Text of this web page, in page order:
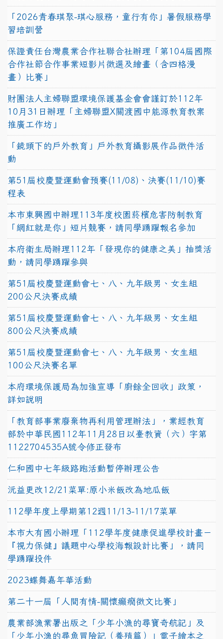
「2026青春琪聚-琪心服務，童行有你」暑假服務學
習培訓營
保證責任台灣農業合作社聯合社辦理「第104屆國際
合作社節合作事業短影片徵選及繪畫（含四格漫
畫）比賽」
財團法人主婦聯盟環境保護基金會會謹訂於112年
10月31日辦理「主婦聯盟X關渡國中能源教育教案
推廣工作坊」
「鏡頭下的戶外教育」戶外教育攝影展作品徵件活
動
第51屆校慶暨運動會預賽(11/08)、決賽(11/10)賽
程表
本市東興國中辦理113年度校園菸檳危害防制教育
「網紅就是你」短片競賽，請同學踴躍報名參加
本府衛生局辦理112年「發現你的健康之美」抽獎活
動，請同學踴躍參與
第51屆校慶暨運動會七、八、九年級男、女生組
200公尺決賽成績
第51屆校慶暨運動會七、八、九年級男、女生組
800公尺決賽成績
第51屆校慶暨運動會七、八、九年級男、女生組
100公尺決賽名單
本府環境保護局為加強宣導「廚餘全回收」政策，
詳如說明
「教育部事業廢棄物再利用管理辦法」，業經教育
部於中華民國112年11月28日以臺教資（六）字第
1122704535A號令修正發布
仁和國中七年級路跑活動暫停辦理公告
沅益更改12/21菜單:原小米飯改為地瓜飯
112學年度上學期第12週11/13-11/17菜單
本市大有國小辦理「112學年度健康促進學校計畫－
『視力保健』議題中心學校海報設計比賽」，請同
學踴躍投件
2023蝶舞嘉年華活動
第二十一屆「人間有情-關懷癲癇徵文比賽」
農業部漁業署出版之「少年小漁的尋寶奇航記」及
「少年小漁的尋魚冒險記（養殖篇）」電子繪本之